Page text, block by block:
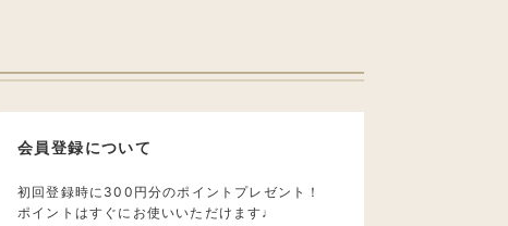
会員登録について
初回登録時に300円分のポイントプレゼント！
ポイントはすぐにお使いいただけます♩